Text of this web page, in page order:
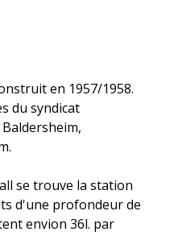
en 1957/1958.
du syndicat
se trouve la station
d'une profondeur de
envion 36l. par